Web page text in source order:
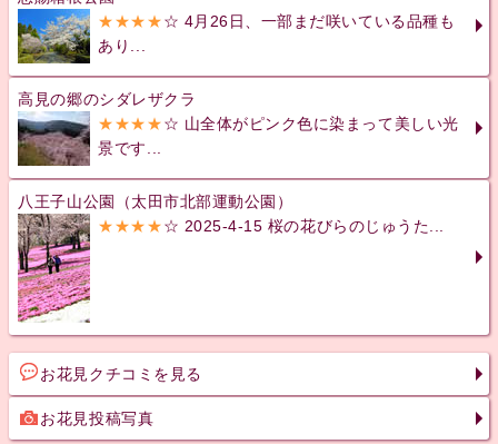
★★★★☆ 4月26日、一部まだ咲いている品種も
あり...
高見の郷のシダレザクラ
★★★★☆ 山全体がピンク色に染まって美しい光
景です...
八王子山公園（太田市北部運動公園）
★★★★☆ 2025-4-15 桜の花びらのじゅうた...
お花見クチコミを見る
お花見投稿写真